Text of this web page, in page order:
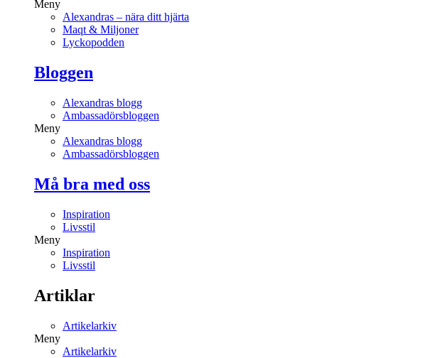
Meny
Alexandras – nära ditt hjärta
Maqt & Miljoner
Lyckopodden
Bloggen
Alexandras blogg
Ambassadörsbloggen
Meny
Alexandras blogg
Ambassadörsbloggen
Må bra med oss
Inspiration
Livsstil
Meny
Inspiration
Livsstil
Artiklar
Artikelarkiv
Meny
Artikelarkiv